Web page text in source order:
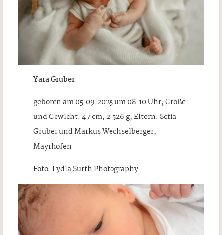
Yara Gruber
geboren am 05.09.2025 um 08.10 Uhr, Größe
und Gewicht: 47 cm, 2.526 g, Eltern: Sofia
Gruber und Markus Wechselberger,
Mayrhofen
Foto: Lydia Sürth Photography